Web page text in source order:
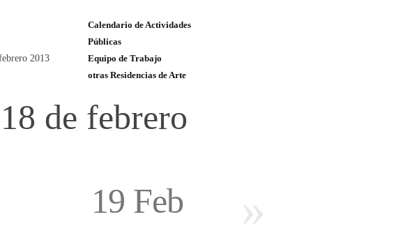
2013
Calendario de Actividades
Públicas
Equipo de Trabajo
otras Residencias de Arte
de febrero
19 Feb